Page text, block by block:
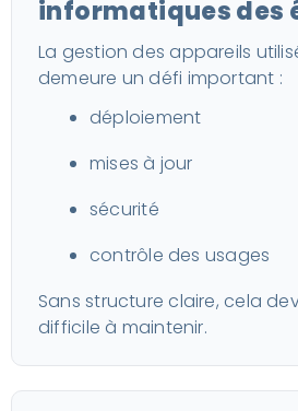
informatiques des
La gestion des appareils
demeure un défi important :
déploiement
mises à jour
sécurité
contrôle des usages
Sans structure claire, cela
difficile à maintenir.